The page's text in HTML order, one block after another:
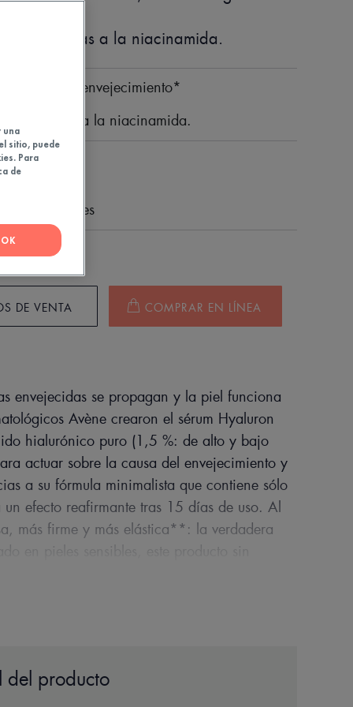
gracias a la niacinamida.
causa del envejecimiento*
gracias a la niacinamida.
% naturales
30
DE VENTA COMPRAR EN LÍNEA
envejecidas se propagan y la piel funciona
Avène crearon el sérum Hyaluron
hialurónico puro (1,5 %: de alto y bajo
actuar sobre la causa del envejecimiento y
a su fórmula minimalista que contiene sólo
efecto reafirmante tras 15 días de uso. Al
más firme y más elástica**: la verdadera
del producto
una
sitio, puede
Para
de
OK